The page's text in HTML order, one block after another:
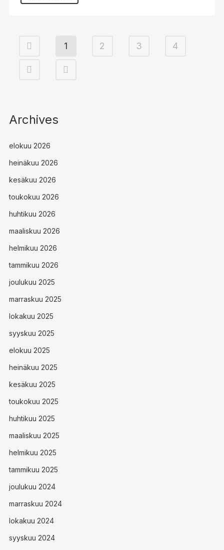
1 2 3 4
Archives
elokuu 2026
heinäkuu 2026
kesäkuu 2026
toukokuu 2026
huhtikuu 2026
maaliskuu 2026
helmikuu 2026
tammikuu 2026
joulukuu 2025
marraskuu 2025
lokakuu 2025
syyskuu 2025
elokuu 2025
heinäkuu 2025
kesäkuu 2025
toukokuu 2025
huhtikuu 2025
maaliskuu 2025
helmikuu 2025
tammikuu 2025
joulukuu 2024
marraskuu 2024
lokakuu 2024
syyskuu 2024